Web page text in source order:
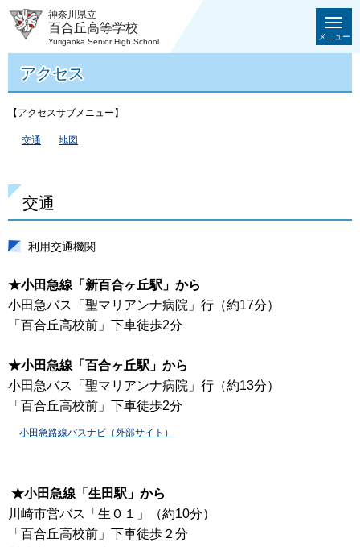
神奈川県立
百合丘高等学校
Yurigaoka Senior High School
メニュー
アクセス
【アクセスサブメニュー】
交通 地図
交通
利用交通機関
★小田急線「新百合ヶ丘駅」から
小田急バス「聖マリアンナ病院」行（約17分）
「百合丘高校前」下車徒歩2分
★小田急線「百合ヶ丘駅」から
小田急バス「聖マリアンナ病院」行（約13分）
「百合丘高校前」下車徒歩2分
小田急路線バスナビ（外部サイト）
★小田急線「生田駅」から
川崎市営バス「生０１」（約10分）
「百合丘高校前」下車徒歩２分